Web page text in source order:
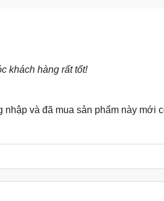
khách hàng rất tốt!
và đã mua sản phẩm này mới